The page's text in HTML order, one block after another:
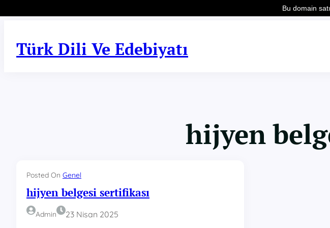
Türk Dili Ve Edebiyatı
hijyen
Posted On Genel
hijyen belgesi sertifikası
Admin
23 Nisan 2025
Bu domain